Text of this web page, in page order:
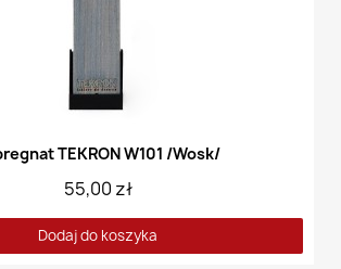
TEKRON W101 /Wosk/
55,00 zł
Dodaj do koszyka